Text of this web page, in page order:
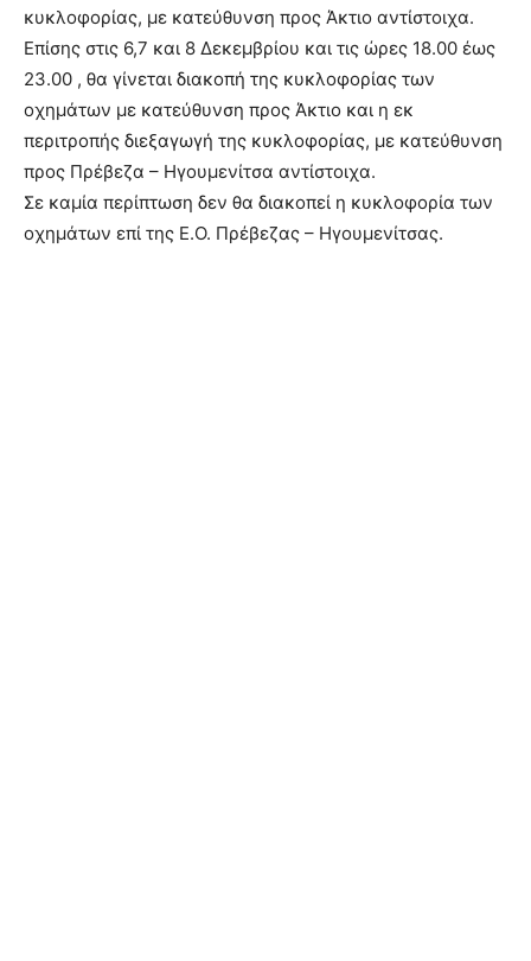
κυκλοφορίας, με κατεύθυνση προς Άκτιο αντίστοιχα.
Επίσης στις 6,7 και 8 Δεκεμβρίου και τις ώρες 18.00 έως
23.00 , θα γίνεται διακοπή της κυκλοφορίας των
οχημάτων με κατεύθυνση προς Άκτιο και η εκ
περιτροπής διεξαγωγή της κυκλοφορίας, με κατεύθυνση
προς Πρέβεζα – Ηγουμενίτσα αντίστοιχα.
Σε καμία περίπτωση δεν θα διακοπεί η κυκλοφορία των
οχημάτων επί της Ε.Ο. Πρέβεζας – Ηγουμενίτσας.